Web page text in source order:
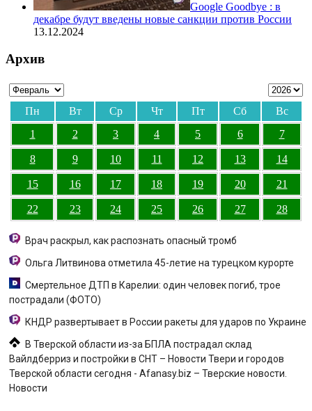
Google Goodbye : в
декабре будут введены новые санкции против России
13.12.2024
Архив
Пн Вт Ср Чт Пт Сб
Вс
1
2 3 4 5 6 7
8 9 10 11 12 13 14
15 16 17 18 19 20 21
22 23 24 25 26 27 28
Врач раскрыл, как распознать опасный тромб
Ольга Литвинова отметила 45-летие на турецком курорте
Смертельное ДТП в Карелии: один человек погиб, трое
пострадали (ФОТО)
КНДР развертывает в России ракеты для ударов по Украине
В Тверской области из-за БПЛА пострадал склад
Вайлдберриз и постройки в СНТ – Новости Твери и городов
Тверской области сегодня - Afanasy.biz – Тверские новости.
Новости